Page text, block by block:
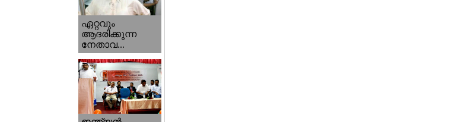
ഏറ്റവും
ആദരിക്കുന്ന
നേതാവ...